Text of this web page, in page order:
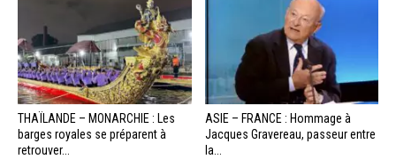
THAÏLANDE – MONARCHIE : Les
barges royales se préparent à
retrouver...
ASIE – FRANCE : Hommage à
Jacques Gravereau, passeur entre
la...